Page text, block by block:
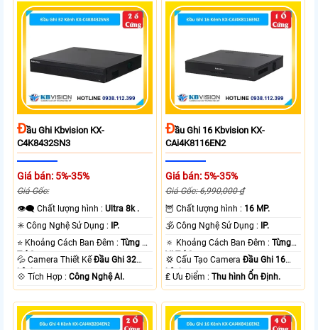
ĐẦu Ghi Kbvision KX-
C4K8432SN3
Giá bán: 5%-35%
Giá Gốc:
👁️‍🗨 Chất lượng hình :Ultra 8k .
✳️ Công Nghệ Sử Dụng : IP.
⭐ Khoảng Cách Ban Đêm :Từng Vị
Trí Camera .
💦 Camera Thiết KếĐầu Ghi 32
kênh.
️💠 Tích Hợp :Công Nghệ AI.
ĐẦu Ghi 16 Kbvision KX-
CAi4K8116EN2
Giá bán: 5%-35%
Giá Gốc: 6,990,000 ₫
🦉 Chất lượng hình : 16 MP.
🕉️ Công Nghệ Sử Dụng : IP.
🔅 Khoảng Cách Ban Đêm :Từng
Vị Trí Camera .
💢 Cấu Tạo CameraĐầu Ghi 16
kênh.
️₤ Ưu Điểm :Thu hình Ổn Định.